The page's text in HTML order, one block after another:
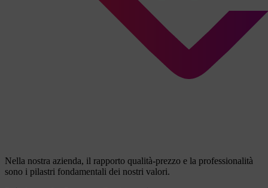
Nella nostra azienda, il rapporto qualità-prezzo e la professionalità
sono i pilastri fondamentali dei nostri valori.